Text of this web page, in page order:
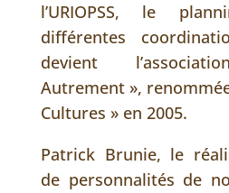
l’URIOPSS, le
différentes
devient
Autrement »,
Cultures » en 2005.
Patrick Brunie, le
de personnalités de